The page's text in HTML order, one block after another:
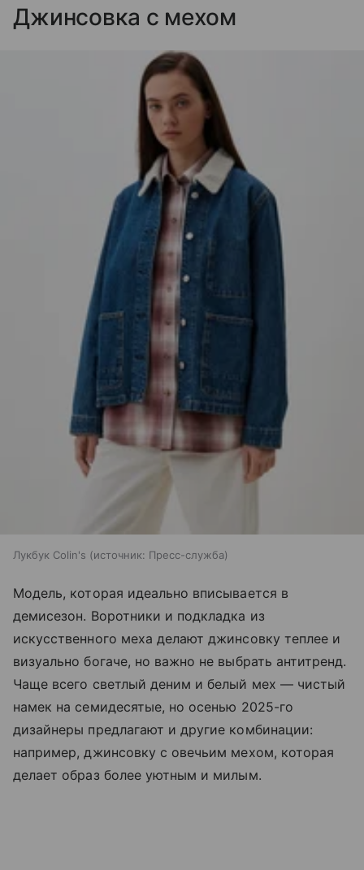
Джинсовка с мехом
Лукбук Colin's источник: Пресс-служба
Модель, которая идеально вписывается в
демисезон. Воротники и подкладка из
искусственного меха делают джинсовку теплее и
визуально богаче, но важно не выбрать антитренд.
Чаще всего светлый деним и белый мех — чистый
намек на семидесятые, но осенью 2025-го
дизайнеры предлагают и другие комбинации:
например, джинсовку с овечьим мехом, которая
делает образ более уютным и милым.